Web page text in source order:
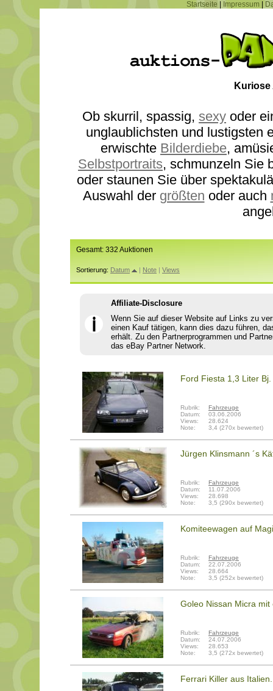
Startseite Impressum
Ob skurril, spassig, sexy oder
unglaublichsten und lustigsten
erwischte Bilderdiebe,
Selbstportraits, schmunzeln Sie
oder staunen Sie über
Auswahl der größten oder auch
Gesamt: 332 Auktionen
Sortierung: Datum | Note | Views
ℹ
Affiliate-Disclosure
Wenn Sie auf dieser Website auf Links zu
einen Kauf tätigen, kann dies dazu führen,
erhält. Zu den Partnerprogrammen und
das eBay Partner Network.
Ford Fiesta 1,3 Liter
Rubrik:
Fahrzeuge
Datum:
03.06.2006
Views:
28.624
Note:
3,4 (270x bewertet)
Jürgen Klinsmann ´s
Rubrik:
Fahrzeuge
Datum:
11.07.2006
Views:
28.698
Note:
3,5 (290x bewertet)
Komiteewagen auf
Rubrik:
Fahrzeuge
Datum:
22.07.2006
Views:
28.664
Note:
3,5 (252x bewertet)
Goleo Nissan Micra
Rubrik:
Fahrzeuge
Datum:
24.07.2006
Views:
28.653
Note:
3,5 (272x bewertet)
Ferrari Killer aus